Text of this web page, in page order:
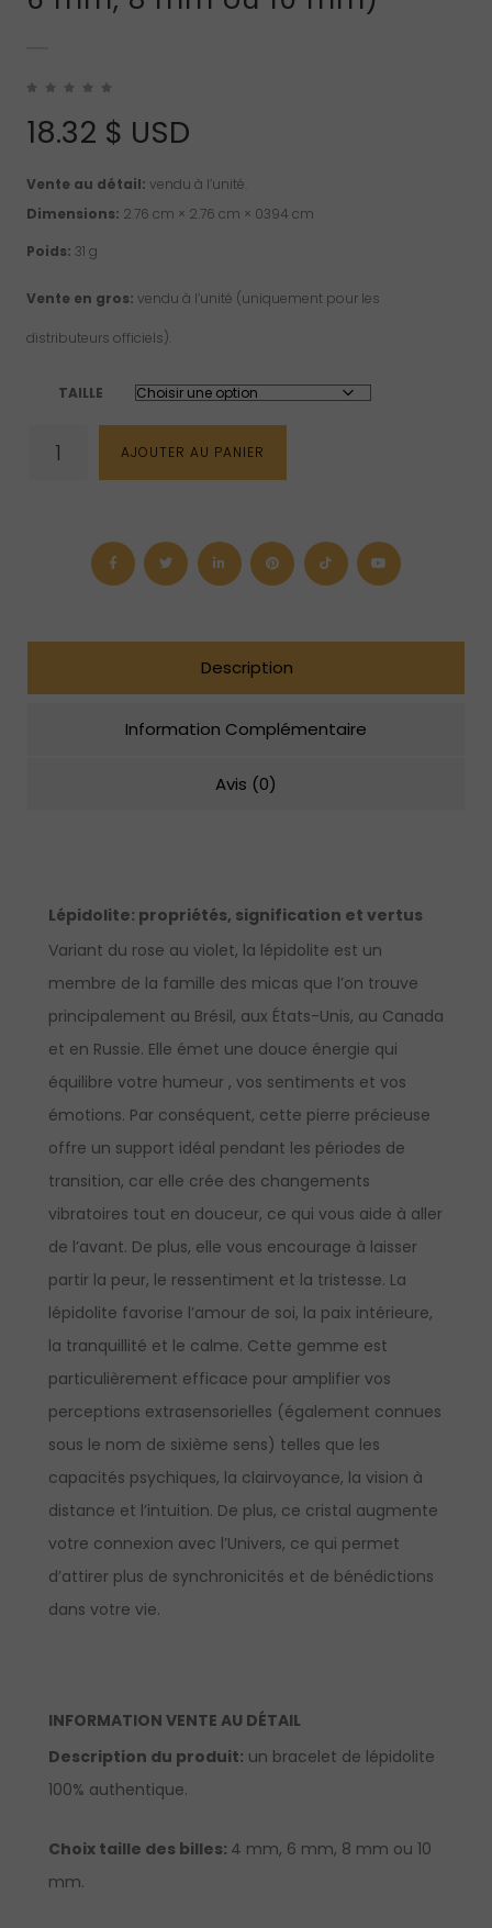
18.32 $ USD
Vente au détail: vendu à l’unité.
Dimensions: 2.76 cm × 2.76 cm × 0394 cm
Poids: 31 g
Vente en gros: vendu à l’unité (uniquement pour les
distributeurs officiels).
TAILLE
mm
AJOUTER AU PANIER
Description
Information Complémentaire
Avis (0)
Lépidolite: propriétés, signification et vertus
Variant du rose au violet, la lépidolite est un
membre de la famille des micas que l’on trouve
principalement au Brésil, aux États-Unis, au Canada
et en Russie. Elle émet une douce énergie qui
équilibre votre humeur , vos sentiments et vos
émotions. Par conséquent, cette pierre précieuse
offre un support idéal pendant les périodes de
transition, car elle crée des changements
vibratoires tout en douceur, ce qui vous aide à aller
de l’avant. De plus, elle vous encourage à laisser
partir la peur, le ressentiment et la tristesse. La
lépidolite favorise l’amour de soi, la paix intérieure,
la tranquillité et le calme. Cette gemme est
particulièrement efficace pour amplifier vos
perceptions extrasensorielles (également connues
sous le nom de sixième sens) telles que les
capacités psychiques, la clairvoyance, la vision à
distance et l’intuition. De plus, ce cristal augmente
votre connexion avec l’Univers, ce qui permet
d’attirer plus de synchronicités et de bénédictions
dans votre vie.
INFORMATION VENTE AU DÉTAIL
Description du produit: un bracelet de lépidolite
100% authentique.
Choix taille des billes: 4 mm, 6 mm, 8 mm ou 10
mm.